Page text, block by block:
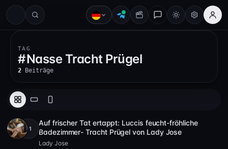
#
TAG
#Nasse Tracht Prügel
2 Beiträge
Full HD 2 Video 59
+1
Auf frischer Tat ertappt: Luccis feucht-fröhliche
Badezimmer- Tracht Prügel von Lady Jose
Lady Jose